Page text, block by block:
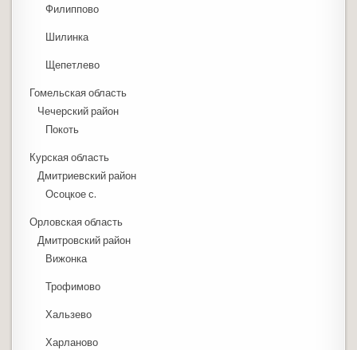
Филиппово
Шилинка
Щепетлево
Гомельская область
Чечерский район
Покоть
Курская область
Дмитриевский район
Осоцкое с.
Орловская область
Дмитровский район
Вижонка
Трофимово
Хальзево
Харланово